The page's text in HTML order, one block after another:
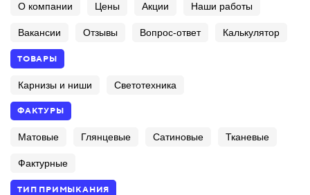
О компании Цены Акции Наши работы
Вакансии Отзывы Вопрос-ответ Калькулятор
ТОВАРЫ
Карнизы и ниши Светотехника
ФАКТУРЫ
Матовые Глянцевые Сатиновые Тканевые
Фактурные
ТИП ПРИМЫКАНИЯ